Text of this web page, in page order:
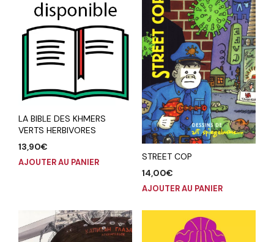
LA BIBLE DES KHMERS
VERTS HERBIVORES
13,90€
AJOUTER AU PANIER
STREET COP
14,00€
AJOUTER AU PANIER